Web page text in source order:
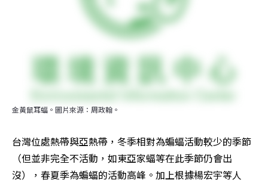
金黃鼠耳蝠。圖片來源：周政翰。
台灣位處熱帶與亞熱帶，冬季相對為蝙蝠活動較少的季節
（但並非完全不活動，如東亞家蝠等在此季節仍會出
沒），春夏季為蝙蝠的活動高峰。加上根據楊宏宇等人